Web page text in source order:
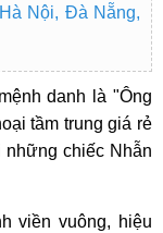
Nội, Đà Nẵng,
danh là "Ông
tầm trung giá rẻ
chiếc Nhẫn
viền vuông, hiệu